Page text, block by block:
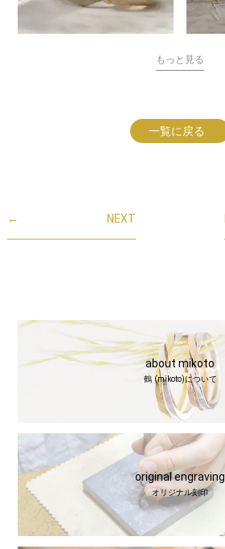
もっと見る
一覧に戻る
← NEXT
about mikoto
鶴 (mikoto)について
original engraving
オリジナル刻印